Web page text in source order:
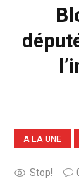
A LA UNE
Stop!